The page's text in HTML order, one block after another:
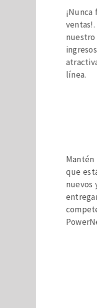
línea.
que
nuevos